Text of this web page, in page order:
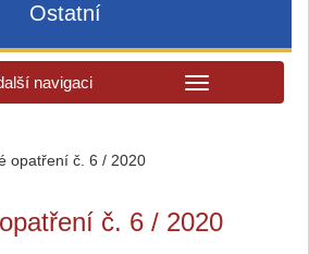
Ostatní
navigaci
opatření č. 6 / 2020
č. 6 / 2020